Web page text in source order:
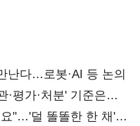
난다…로봇·AI 등 논의
평가·처분' 기준은
"…'덜 똘똘한 한 채'